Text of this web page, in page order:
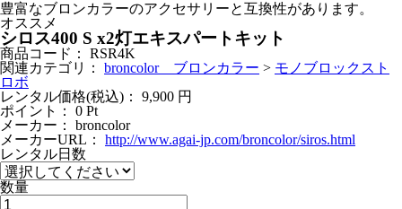
豊富なブロンカラーのアクセサリーと互換性があります。
オススメ
シロス400 S x2灯エキスパートキット
商品コード：
RSR4K
関連カテゴリ：
broncolor ブロンカラー > モノブロックスト
ロボ
レンタル価格(税込)：
9,900 円
ポイント：
0 Pt
メーカー：
broncolor
メーカーURL：
http://www.agai-jp.com/broncolor/siros.html
レンタル日数
数量